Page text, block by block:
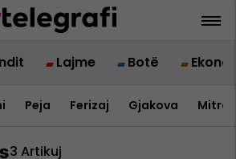
Lajme Botë
Peja Ferizaj Gjakova
3 Artikuj